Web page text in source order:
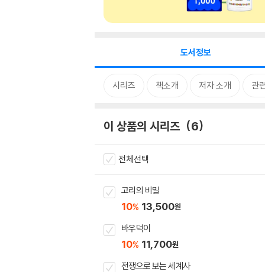
도서정보
시리즈 책소개 저자 소개 관
이 상품의 시리즈 6
전체선택
고리의 비밀
10% 13,500원
바우덕이
10% 11,700원
전쟁으로 보는 세계사